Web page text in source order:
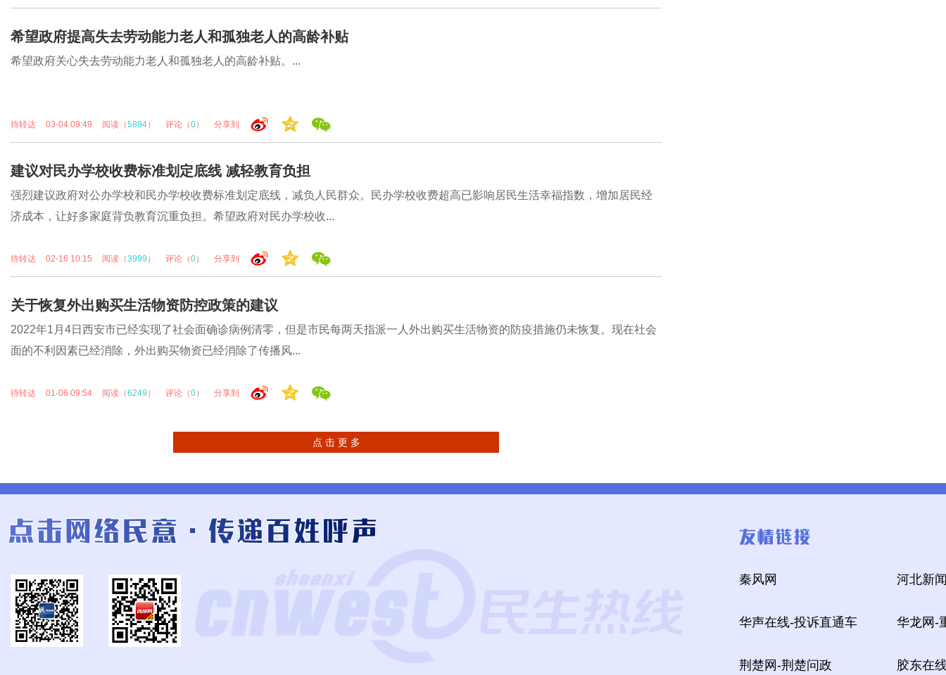
希望政府提高失去劳动能力老人和孤独老人的高龄补贴
希望政府关心失去劳动能力老人和孤独老人的高龄补贴。...
待转达 03-04 09:49 阅读（5894） 评论（0） 分享到
建议对民办学校收费标准划定底线 减轻教育负担
强烈建议政府对公办学校和民办学校收费标准划定底线，减负人民群众。民办学校收费超高已影响居民生活幸福指数，增加居民经
济成本，让好多家庭背负教育沉重负担。希望政府对民办学校收...
待转达 02-16 10:15 阅读（3999 ） 评论（0） 分享到
关于恢复外出购买生活物资防控政策的建议
2022年1月4日西安市已经实现了社会面确诊病例清零，但是市民每两天指派一人外出购买生活物资的防疫措施仍未恢复。现在社会
面的不利因素已经消除，外出购买物资已经消除了传播风...
待转达 01-06 09:54 阅读（6249 ） 评论（0） 分享到
点 击 更 多
秦风网 河北新
华声在线-投诉直通车 华龙网-
荆楚网-荆楚问政 胶东在